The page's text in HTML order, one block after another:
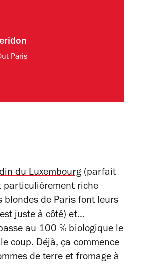
Paris
du Luxembourg (parfait
particulièrement riche
blondes de Paris font leurs
juste à côté) et…
au 100 % biologique le
coup. Déjà, ça commence
de terre et fromage à